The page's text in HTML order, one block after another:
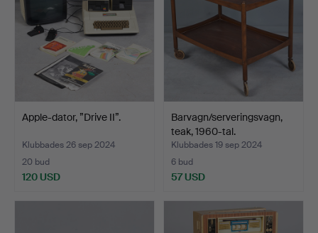
Apple-dator, ”Drive II”.
Klubbades 26 sep 2024
20 bud
120 USD
Barvagn/serveringsvagn,
teak, 1960-tal.
Klubbades 19 sep 2024
6 bud
57 USD